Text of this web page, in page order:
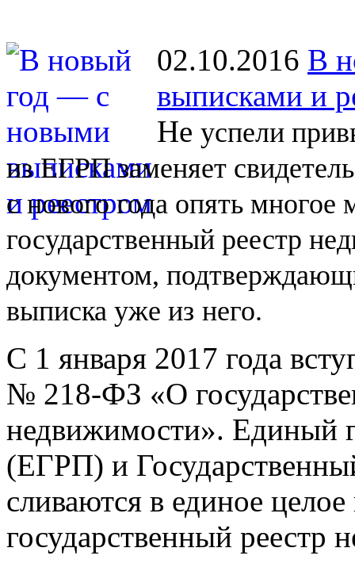
02.10.2016 В
выписками и
Не успели
из ЕГРП заменяет
с нового года опять
государственный реестр
документом,
выписка уже из него.
С 1 января 2017 года
№ 218-ФЗ «О
недвижимости». Единый
(ЕГРП) и
сливаются в единое
государственный